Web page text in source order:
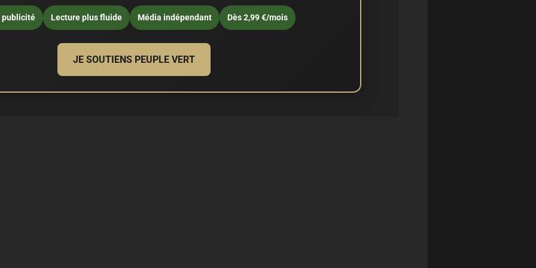
publicité Lecture plus fluide Média indépendant Dès 2,99 €/mois
JE SOUTIENS PEUPLE VERT